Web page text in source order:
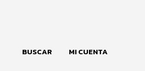
BUSCAR MI CUENTA